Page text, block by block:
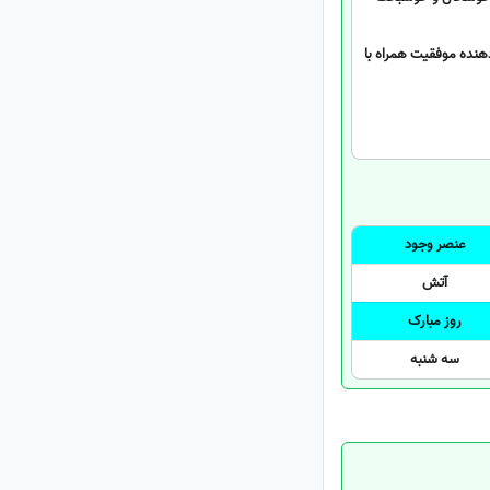
موفقیت همراه با
عنصر وجود
آتش
روز مبارک
سه شنبه